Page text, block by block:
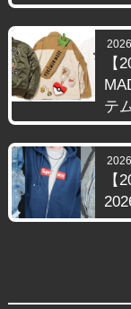
【
テ
【